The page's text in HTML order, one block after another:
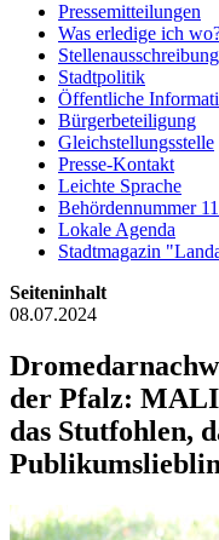
Pressemitteilungen
Was erledige ich
Stadtpolitik
Öffentliche
Bürgerbeteiligung
Gleichstellungsstelle
Presse-Kontakt
Leichte Sprache
Behördennummer
Lokale Agenda
Stadtmagazin
Seiteninhalt
08.07.2024
der Pfalz:
das Stutfohlen,